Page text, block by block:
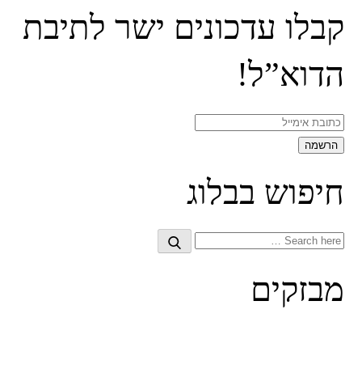
קבלו עדכונים ישר לתיבת
הדוא”ל!
חיפוש בבלוג
Search
Search
מבזקים